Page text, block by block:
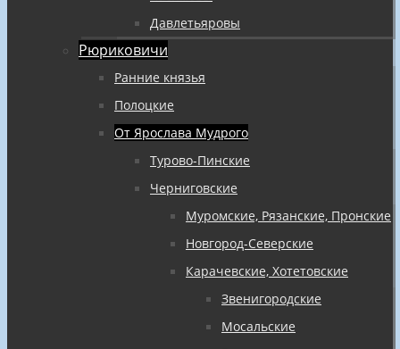
Давлетьяровы
Рюриковичи
Ранние князья
Полоцкие
От Ярослава Мудрого
Турово-Пинские
Черниговские
Муромские, Рязанские, Пронские
Новгород-Северские
Карачевские, Хотетовские
Звенигородские
Мосальские